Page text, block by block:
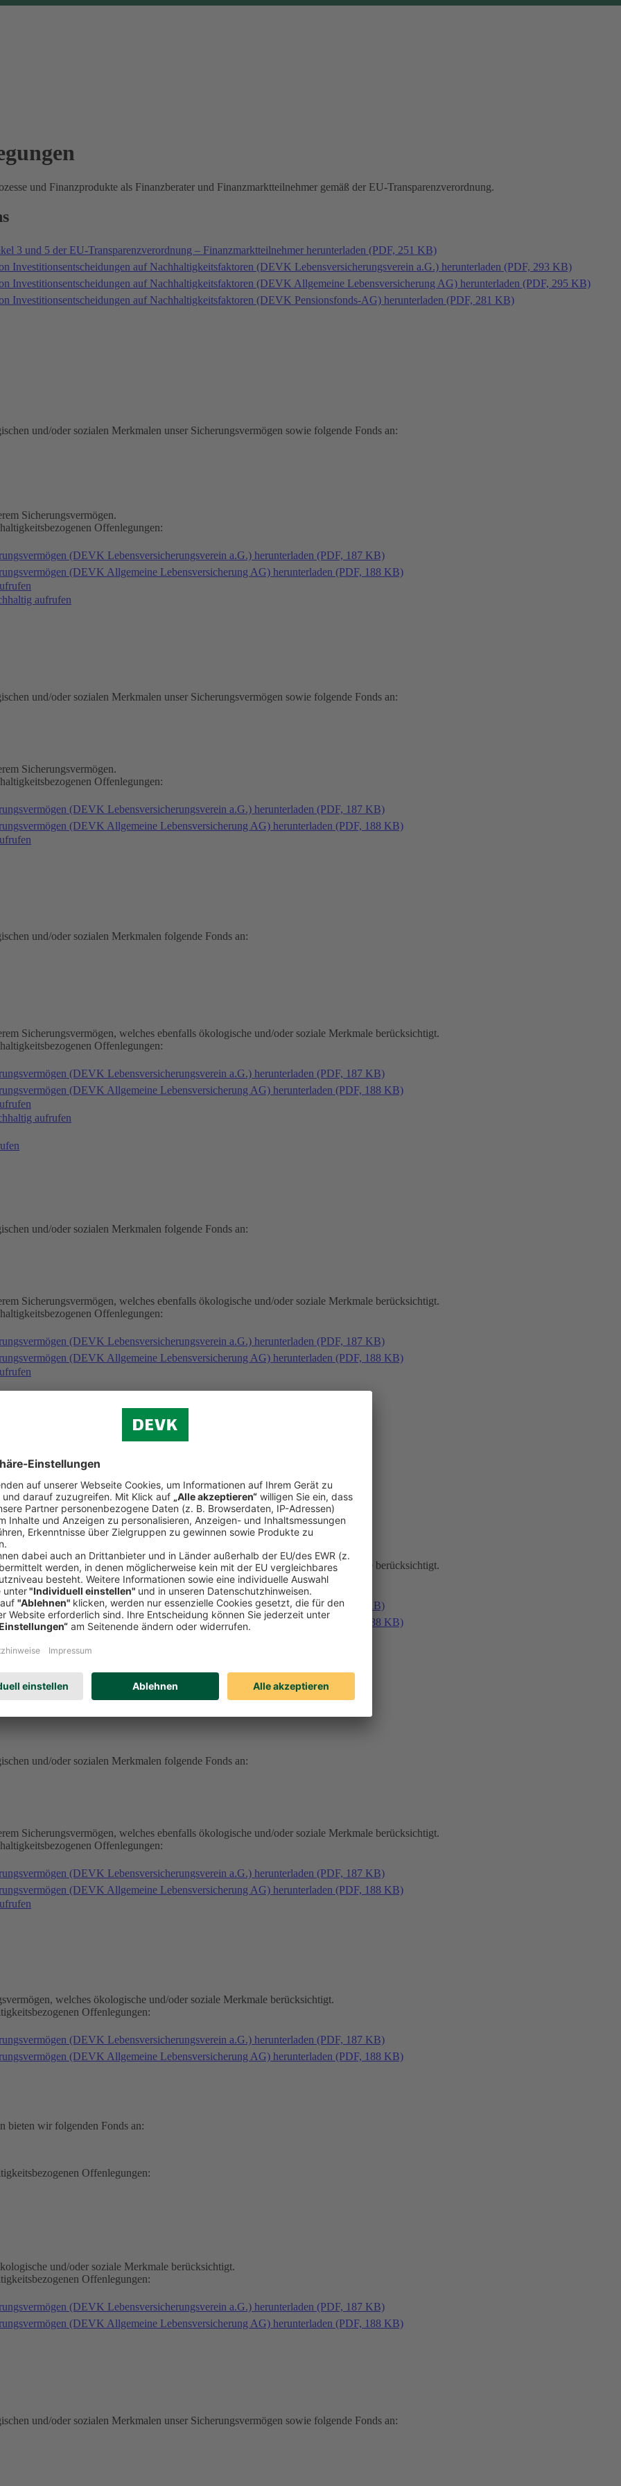
und Finanzprodukte als Finanzberater und Finanzmarktteilnehmer gemäß der EU-Transparenzverordnung.
3 und 5 der EU-Transparenzverordnung – Finanzmarktteilnehmer herunterladen (PDF, 251 KB)
Investitionsentscheidungen auf Nachhaltigkeitsfaktoren (DEVK Lebensversicherungsverein a.G.) herunterladen (PDF, 293 KB)
Investitionsentscheidungen auf Nachhaltigkeitsfaktoren (DEVK Allgemeine Lebensversicherung AG) herunterladen (PDF, 295 KB)
Investitionsentscheidungen auf Nachhaltigkeitsfaktoren (DEVK Pensionsfonds-AG) herunterladen (PDF, 281 KB)
und/oder sozialen Merkmalen unser Sicherungsvermögen sowie folgende Fonds an:
Sicherungsvermögen.
Offenlegungen:
(DEVK Lebensversicherungsverein a.G.) herunterladen (PDF, 187 KB)
(DEVK Allgemeine Lebensversicherung AG) herunterladen (PDF, 188 KB)
aufrufen
und/oder sozialen Merkmalen unser Sicherungsvermögen sowie folgende Fonds an:
Sicherungsvermögen.
Offenlegungen:
(DEVK Lebensversicherungsverein a.G.) herunterladen (PDF, 187 KB)
(DEVK Allgemeine Lebensversicherung AG) herunterladen (PDF, 188 KB)
und/oder sozialen Merkmalen folgende Fonds an:
Sicherungsvermögen, welches ebenfalls ökologische und/oder soziale Merkmale berücksichtigt.
Offenlegungen:
(DEVK Lebensversicherungsverein a.G.) herunterladen (PDF, 187 KB)
(DEVK Allgemeine Lebensversicherung AG) herunterladen (PDF, 188 KB)
aufrufen
und/oder sozialen Merkmalen folgende Fonds an:
Sicherungsvermögen, welches ebenfalls ökologische und/oder soziale Merkmale berücksichtigt.
Offenlegungen:
(DEVK Lebensversicherungsverein a.G.) herunterladen (PDF, 187 KB)
(DEVK Allgemeine Lebensversicherung AG) herunterladen (PDF, 188 KB)
und/oder sozialen Merkmalen folgende Fonds an:
Sicherungsvermögen, welches ebenfalls ökologische und/oder soziale Merkmale berücksichtigt.
Offenlegungen:
(DEVK Lebensversicherungsverein a.G.) herunterladen (PDF, 187 KB)
(DEVK Allgemeine Lebensversicherung AG) herunterladen (PDF, 188 KB)
aufrufen
und/oder sozialen Merkmalen folgende Fonds an:
Sicherungsvermögen, welches ebenfalls ökologische und/oder soziale Merkmale berücksichtigt.
Offenlegungen:
(DEVK Lebensversicherungsverein a.G.) herunterladen (PDF, 187 KB)
(DEVK Allgemeine Lebensversicherung AG) herunterladen (PDF, 188 KB)
welches ökologische und/oder soziale Merkmale berücksichtigt.
Offenlegungen:
(DEVK Lebensversicherungsverein a.G.) herunterladen (PDF, 187 KB)
(DEVK Allgemeine Lebensversicherung AG) herunterladen (PDF, 188 KB)
bieten wir folgenden Fonds an:
Offenlegungen:
und/oder soziale Merkmale berücksichtigt.
Offenlegungen:
(DEVK Lebensversicherungsverein a.G.) herunterladen (PDF, 187 KB)
(DEVK Allgemeine Lebensversicherung AG) herunterladen (PDF, 188 KB)
und/oder sozialen Merkmalen unser Sicherungsvermögen sowie folgende Fonds an: